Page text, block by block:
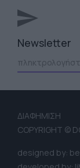
Newsletter
ΔΙΑΦΗΜΙΣΗ
COPYRIGHT ©
designed by: